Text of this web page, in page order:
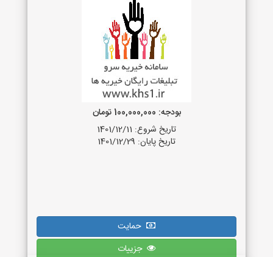
بودجه: 100,000,000 تومان
تاریخ شروع: 1401/12/11
تاریخ پایان: 1401/12/29
حمایت
جزییات